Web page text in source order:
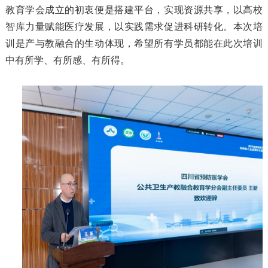
教育学会成立的初衷便是搭建平台，实现资源共享，以高校
智库力量赋能医疗发展，以实践需求促进科研转化。本次培
训是产与教融合的生动体现，希望所有学员都能在此次培训
中有所学、有所感、有所得。